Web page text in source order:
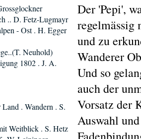
Der 'Pepi',
regelmässig
und zu
Wanderer
Und so
auch der
Vorsatz der
Auswahl
.. D. Fetz-Lugmayr
- Ost . H. Egger
Neuhold)
1802 . J. A.
. Wandern . S.
Weitblick . S. Hetz